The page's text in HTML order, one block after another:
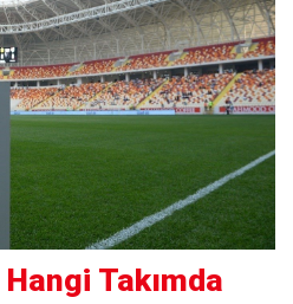
Takımda